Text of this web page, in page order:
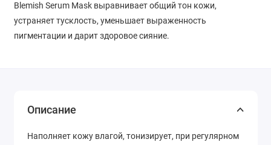
Blemish Serum Mask выравнивает общий тон кожи,
устраняет тусклость, уменьшает выраженность
пигментации и дарит здоровое сияние.
Описание
Наполняет кожу влагой, тонизирует, при регулярном